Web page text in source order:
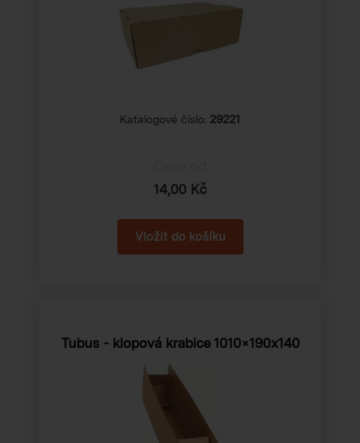
Katalogové číslo: 29221
14,00 Kč
Tubus - klopová krabice 1010×190x140